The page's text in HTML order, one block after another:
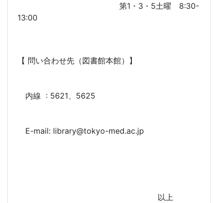
第1・3・5土曜 8:30-
13:00
【 問い合わせ先（図書館本館）】
内線 : 5621、5625
E-mail: library@tokyo-med.ac.jp
以上